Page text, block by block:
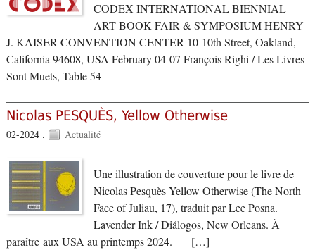
CODEX INTERNATIONAL BIENNIAL
ART BOOK FAIR & SYMPOSIUM HENRY
J. KAISER CONVENTION CENTER 10 10th Street, Oakland,
California 94608, USA February 04-07 François Righi / Les Livres
Sont Muets, Table 54
Nicolas PESQUÈS, Yellow Otherwise
02-2024 . Actualité
Une illustration de couverture pour le livre de
Nicolas Pesquès Yellow Otherwise (The North
Face of Juliau, 17), traduit par Lee Posna.
Lavender Ink / Diálogos, New Orleans. À
paraître aux USA au printemps 2024. […]